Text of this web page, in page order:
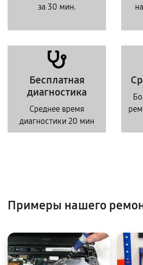
за 30 мин.
Бесплатная
диагностика
Среднее время
диагностики 20 мин
Примеры нашего